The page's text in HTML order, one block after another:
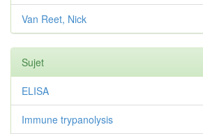
Van Reet, Nick
Sujet
ELISA
Immune trypanolysis